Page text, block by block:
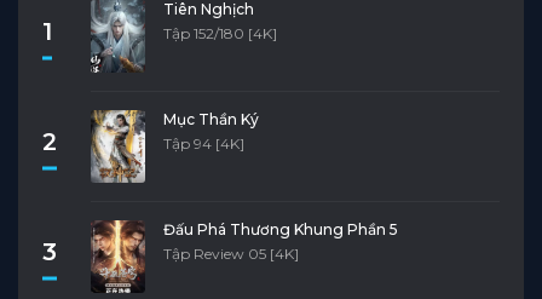
1
Tiên Nghịch
Tập 152/180 [4K]
2
Mục Thần Ký
Tập 94 [4K]
3
Đấu Phá Thương Khung Phần 5
Tập Review 05 [4K]